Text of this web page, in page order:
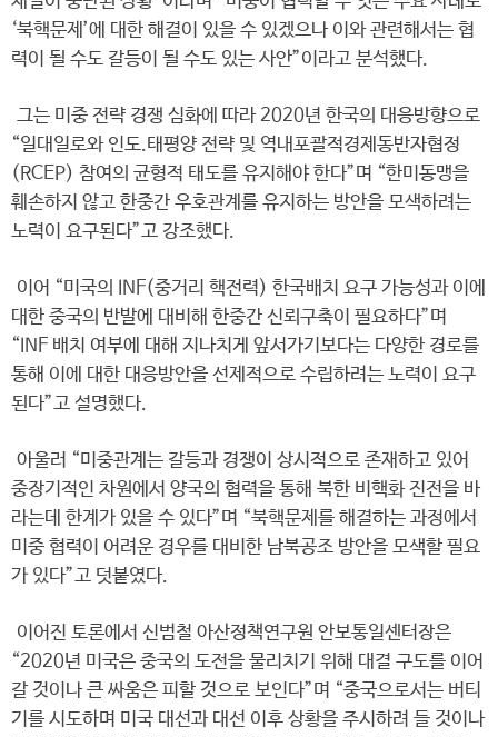
‘북핵문제’에 대한 해결이 있을 수 있겠으나 이와 관련해서는 협
력이 될 수도 갈등이 될 수도 있는 사안”이라고 분석했다.
그는 미중 전략 경쟁 심화에 따라 2020년 한국의 대응방향으로
“일대일로와 인도.태평양 전략 및 역내포괄적경제동반자협정
(RCEP) 참여의 균형적 태도를 유지해야 한다”며 “한미동맹을
훼손하지 않고 한중간 우호관계를 유지하는 방안을 모색하려는
노력이 요구된다”고 강조했다.
이어 “미국의 INF(중거리 핵전력) 한국배치 요구 가능성과 이에
대한 중국의 반발에 대비해 한중간 신뢰구축이 필요하다”며
“INF 배치 여부에 대해 지나치게 앞서가기보다는 다양한 경로를
통해 이에 대한 대응방안을 선제적으로 수립하려는 노력이 요구
된다”고 설명했다.
아울러 “미중관계는 갈등과 경쟁이 상시적으로 존재하고 있어
중장기적인 차원에서 양국의 협력을 통해 북한 비핵화 진전을 바
라는데 한계가 있을 수 있다”며 “북핵문제를 해결하는 과정에서
미중 협력이 어려운 경우를 대비한 남북공조 방안을 모색할 필요
가 있다”고 덧붙였다.
이어진 토론에서 신범철 아산정책연구원 안보통일센터장은
“2020년 미국은 중국의 도전을 물리치기 위해 대결 구도를 이어
갈 것이나 큰 싸움은 피할 것으로 보인다”며 “중국으로서는 버티
기를 시도하며 미국 대선과 대선 이후 상황을 주시하려 들 것이나